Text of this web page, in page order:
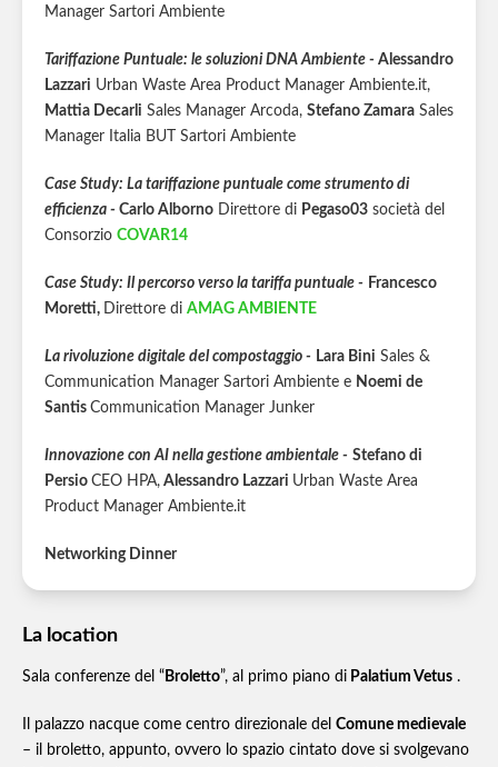
Manager Sartori Ambiente
Tariffazione Puntuale: le soluzioni DNA Ambiente - Alessandro
Lazzari Urban Waste Area Product Manager Ambiente.it,
Mattia Decarli Sales Manager Arcoda, Stefano Zamara Sales
Manager Italia BUT Sartori Ambiente
Case Study: La tariffazione puntuale come strumento di
efficienza - Carlo Alborno Direttore di Pegaso03 società del
Consorzio COVAR14
Case Study: Il percorso verso la tariffa puntuale - Francesco
Moretti, Direttore di AMAG AMBIENTE
La rivoluzione digitale del compostaggio - Lara Bini Sales &
Communication Manager Sartori Ambiente e Noemi de
Santis Communication Manager Junker
Innovazione con AI nella gestione ambientale - Stefano di
Persio CEO HPA, Alessandro Lazzari Urban Waste Area
Product Manager Ambiente.it
Networking Dinner
La location
Sala conferenze del “ Broletto”, al primo piano di Palatium Vetus .
Il palazzo nacque come centro direzionale del Comune medievale
– il broletto, appunto, ovvero lo spazio cintato dove si svolgevano